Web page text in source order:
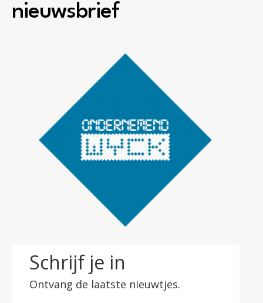
nieuwsbrief
Schrijf je in
Ontvang de laatste nieuwtjes.